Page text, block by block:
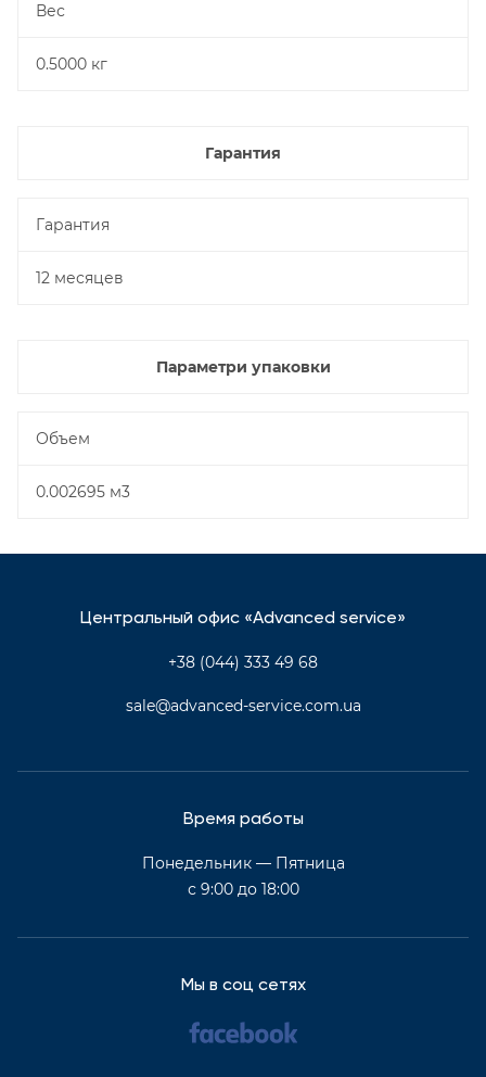
Вес
0.5000 кг
Гарантия
Гарантия
12 месяцев
Параметри упаковки
Объем
0.002695 м3
Центральный офис «Advanced service»
+38 (044) 333 49 68
sale@advanced-service.com.ua
Время работы
Понедельник — Пятница
с 9:00 до 18:00
Мы в соц сетях